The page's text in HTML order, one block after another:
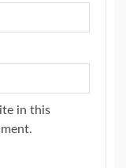
in this